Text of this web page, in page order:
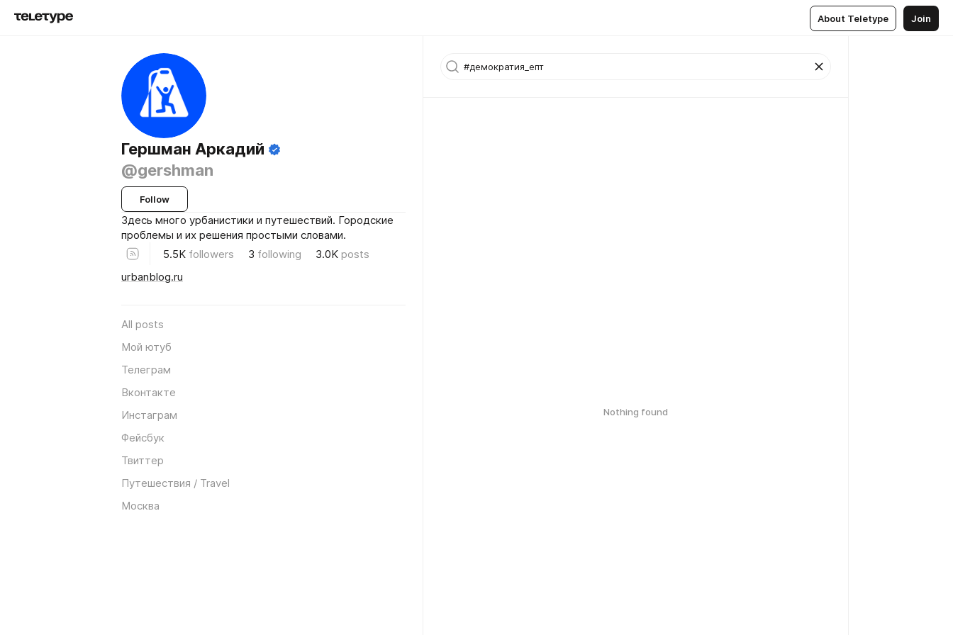
About Teletype Join
Гершман Аркадий
@gershman
Follow
Здесь много урбанистики и путешествий. Городские
проблемы и их решения простыми словами.
5.5K followers 3 following 3.0K posts
urbanblog.ru
All posts
Мой ютуб
Телеграм
Вконтакте
Инстаграм
Фейсбук
Твиттер
Путешествия / Travel
Москва
Nothing found